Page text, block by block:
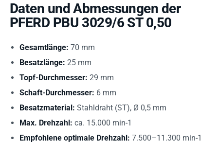
Daten und Abmessungen der
PFERD PBU 3029/6 ST 0,50
Gesamtlänge: 70 mm
Besatzlänge: 25 mm
Topf-Durchmesser: 29 mm
Schaft-Durchmesser: 6 mm
Besatzmaterial: Stahldraht (ST), Ø 0,5 mm
Max. Drehzahl: ca. 15.000 min-1
Empfohlene optimale Drehzahl: 7.500–11.300 min-1